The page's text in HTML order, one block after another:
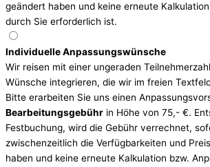
geändert haben und keine erneute
durch Sie erforderlich ist.
Individuelle Anpassungswünsche
Wir reisen mit einer ungeraden
Wünsche integrieren, die wir im freien
Bitte erarbeiten Sie uns einen
Bearbeitungsgebühr in Höhe von 75,- €.
Festbuchung, wird die Gebühr verrechnet,
zwischenzeitlich die Verfügbarkeiten und
haben und keine erneute Kalkulation bzw.